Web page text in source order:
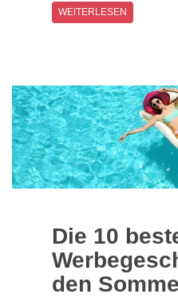
WEITERLESEN
Die 10
den